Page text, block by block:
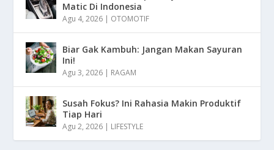
Matic Di Indonesia
Agu 4, 2026 | OTOMOTIF
Biar Gak Kambuh: Jangan Makan Sayuran
Ini!
Agu 3, 2026 | RAGAM
Susah Fokus? Ini Rahasia Makin Produktif
Tiap Hari
Agu 2, 2026 | LIFESTYLE